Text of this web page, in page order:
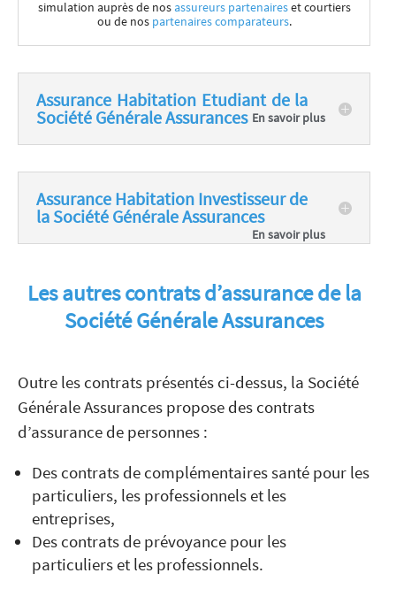
simulation auprès de nosassureurs partenaireset courtiers
ou de nos partenaires comparateurs.
Assurance Habitation Etudiant de la
Société Générale Assurances
Assurance Habitation Investisseur de
la Société Générale Assurances
Les autres contrats d’assurance de la
Société Générale Assurances
Outre les contrats présentés ci-dessus, la Société
Générale Assurances propose des contrats
d’assurance de personnes :
Des contrats de complémentaires santé pour les
particuliers, les professionnels et les
entreprises,
Des contrats de prévoyance pour les
particuliers et les professionnels.